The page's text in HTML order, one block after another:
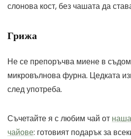
слонова кост, без чашата да
Грижа
Не се препоръчва миене в
микровълнова фурна. Цедката
след употреба.
Съчетайте я с любим чай от
чайове: готовият подарък за